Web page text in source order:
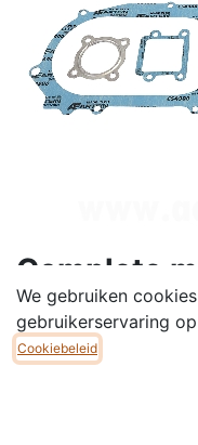
Complete
passend
/ Yamaha 50
MBK Booster 50 en
revisie of
We gebruiken
gebruikerservaring
Cookiebeleid